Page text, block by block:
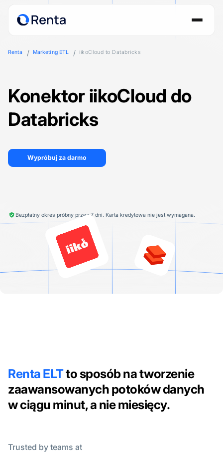
Renta Marketing ETL iikoCloud to Databricks
Konektor iikoCloud do
Databricks
Wypróbuj za darmo
Bezpłatny okres próbny przez 7 dni. Karta kredytowa nie jest wymagana.
Renta ELTto sposób na tworzenie
zaawansowanych potoków danych
w ciągu minut, a nie miesięcy.
Trusted by teams at